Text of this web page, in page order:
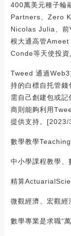
400萬美元種子輪
Partners、Zero
Nicolas Julia、前
根大通高管
Conde等天使投資
Tweed 通過Web3
持的白標自托管錢
需自己創建包或
商則能夠利用
提供支持。
數學教學
中小學課程教學、
精算
微觀經濟、宏觀經
數學專業是求職“